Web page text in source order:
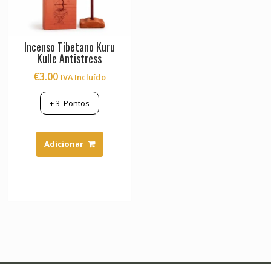
Incenso Tibetano Kuru
Kulle Antistress
€3.00 IVA Incluído
+3 Pontos
Adicionar